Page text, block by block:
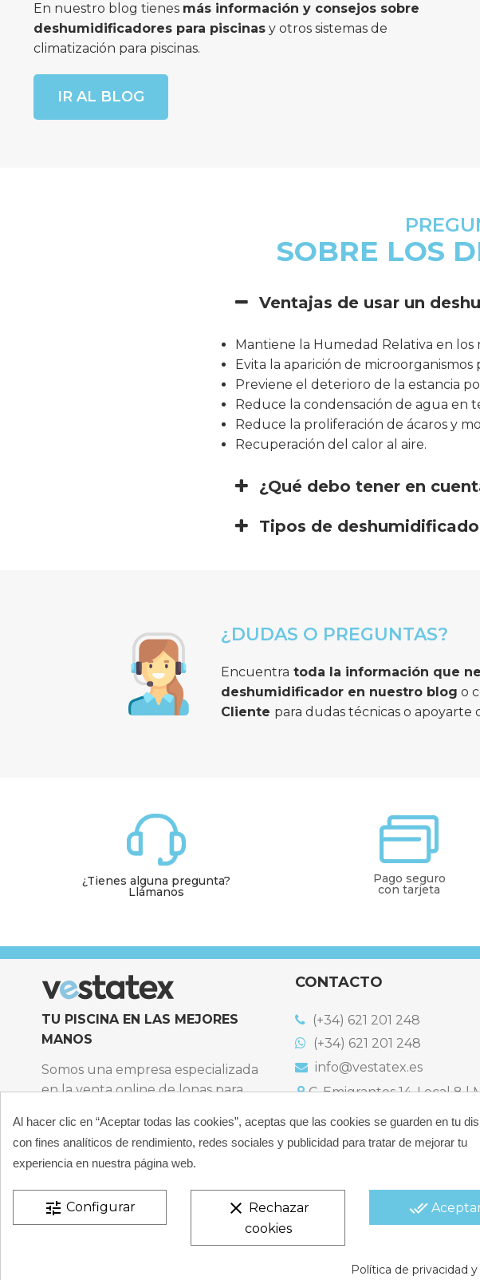
En nuestro blog tienes más información y consejos sobre
deshumidificadores para piscinas y otros sistemas de
climatización para piscinas.
IR AL BLOG
SOBRE LOS
Ventajas de usar un
Mantiene la Humedad Relativa en los
Evita la aparición de microorganismos
Previene el deterioro de la estancia
Reduce la condensación de agua en
Reduce la proliferación de ácaros y
Recuperación del calor al aire.
¿Qué debo tener en
Tipos de
¿DUDAS O PREGUNTAS?
Encuentra
deshumidificador en nuestro blog o
Cliente para dudas técnicas o
¿Tienes alguna pregunta?
Llámanos
Pago seguro
con tarjeta
TU PISCINA EN LAS MEJORES
MANOS
Somos una empresa especializada
en la venta online de lonas para
climatización, limpieza y
desinfección para piscinas privadas
particulares.
CONÓCENOS
CONTACTO
(+34) 621 201 248
(+34) 621 201 248
info@vestatex.es
C. Emigrantes 14, Local 8 |
Bulevard dels Musics, 11 |
España
Términos y condiciones | Política de Cookies |
Al hacer clic en “Aceptar todas las cookies”, aceptas que las cookies se guarden en tu
con fines analíticos de rendimiento, redes sociales y publicidad para tratar de mejorar tu
experiencia en nuestra página web.
done_all
clear Rechazar
cookies
tune Configurar
Política de privacidad